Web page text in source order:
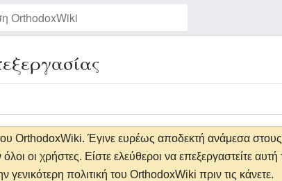
OrthodoxWiki. Έγινε ευρέως αποδεκτή ανάμεσα στους
οι χρήστες. Είστε ελεύθεροι να επεξεργαστείτε αυτή
γενικότερη πολιτική του OrthodoxWiki πριν τις κάνετε.